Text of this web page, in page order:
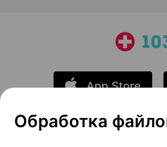
Обработка